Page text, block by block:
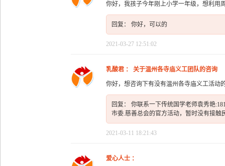
你好，我孩子今年刚上小学一年级，想利用
回复： 你好，可以的
2021-03-27 12:51:02
乳酸君 ： 关于温州各寺庙义工团队的咨询
你好，想咨询下有没有温州各寺庙义工活动
回复： 你联系一下传统国学老师袁秀艳
市委.慈善总会的官方活动，暂时没有接
2021-03-11 18:21:43
爱心人士 ：